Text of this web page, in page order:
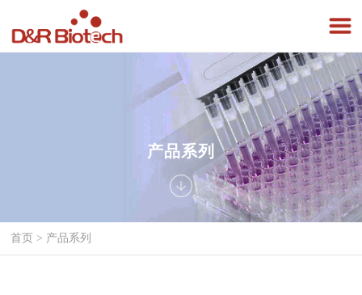
产品系列
首页 > 产品系列